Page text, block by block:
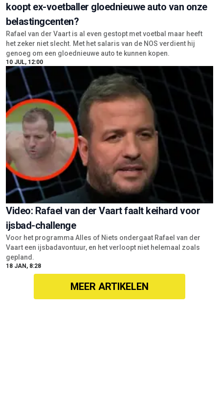
koopt ex-voetballer gloednieuwe auto van onze
belastingcenten?
Rafael van der Vaart is al even gestopt met voetbal maar heeft
het zeker niet slecht. Met het salaris van de NOS verdient hij
genoeg om een gloednieuwe auto te kunnen kopen.
10 JUL, 12:00
Video: Rafael van der Vaart faalt keihard voor
ijsbad-challenge
Voor het programma Alles of Niets ondergaat Rafael van der
Vaart een ijsbadavontuur, en het verloopt niet helemaal zoals
gepland.
18 JAN, 8:28
MEER ARTIKELEN